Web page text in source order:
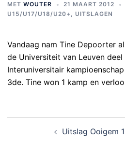
MET WOUTER
21 MAART 2012
U15/U17/U18/U20+ , UITSLAGEN
Vandaag nam Tine Depoorter
de Universiteit van Leuven deel
Interuniversitair
3de. Tine won 1 kamp en
Uitslag Ooigem